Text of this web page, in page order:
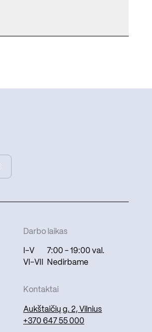
Darbo laikas
I-V
7:00 - 19:00 val.
VI-VII
Nedirbame
Kontaktai
Aukštaičių g. 2, Vilnius
+370 647 55 000